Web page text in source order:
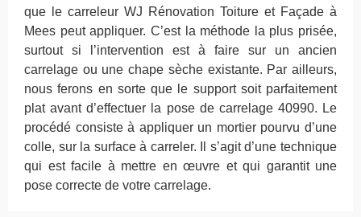
que le carreleur WJ Rénovation Toiture et Façade à
Mees peut appliquer. C’est la méthode la plus prisée,
surtout si l’intervention est à faire sur un ancien
carrelage ou une chape sèche existante. Par ailleurs,
nous ferons en sorte que le support soit parfaitement
plat avant d’effectuer la pose de carrelage 40990. Le
procédé consiste à appliquer un mortier pourvu d’une
colle, sur la surface à carreler. Il s’agit d’une technique
qui est facile à mettre en œuvre et qui garantit une
pose correcte de votre carrelage.